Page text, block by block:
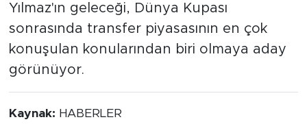
Yılmaz'ın geleceği, Dünya Kupası
sonrasında transfer piyasasının en çok
konuşulan konularından biri olmaya aday
görünüyor.
Kaynak: HABERLER